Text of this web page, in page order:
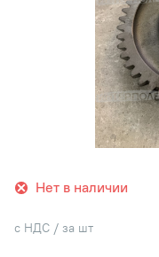
Нет в наличии
с НДС / за шт